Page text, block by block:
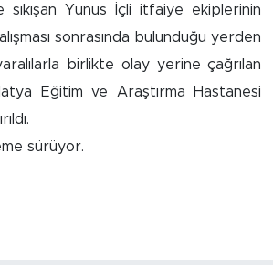
sıkışan Yunus İçli itfaiye ekiplerinin
sonrasında bulunduğu yerden
birlikte olay yerine çağrılan
Eğitim ve Araştırma Hastanesi
sürüyor.